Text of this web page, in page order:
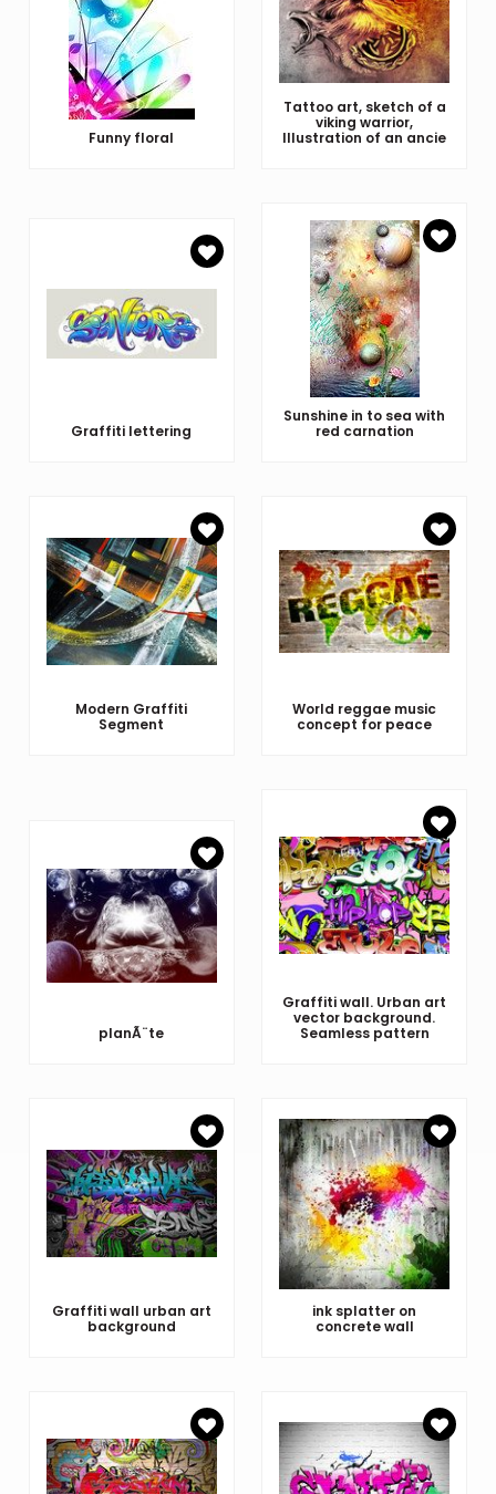
Funny floral
Tattoo art, sketch of a
viking warrior,
Illustration of an ancie
Graffiti lettering
Sunshine in to sea with
red carnation
Modern Graffiti
Segment
World reggae music
concept for peace
planÃ¨te
Graffiti wall. Urban art
vector background.
Seamless pattern
Graffiti wall urban art
background
ink splatter on
concrete wall